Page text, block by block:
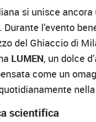
si unisce
l’evento
del Ghiaccio di
LUMEN, un dolce
come un
scientifica